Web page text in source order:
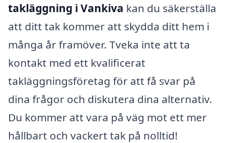
takläggning i Vankiva kan du säkerställa
att ditt tak kommer att skydda ditt hem i
många år framöver. Tveka inte att ta
kontakt med ett kvalificerat
takläggningsföretag för att få svar på
dina frågor och diskutera dina alternativ.
Du kommer att vara på väg mot ett mer
hållbart och vackert tak på nolltid!